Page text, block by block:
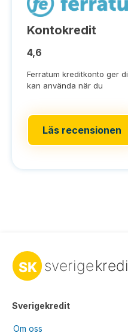
Kontokredit
4,6
Ferratum kreditkonto ger
kan använda när du
Läs recensionen
Sverigekredit
Om oss